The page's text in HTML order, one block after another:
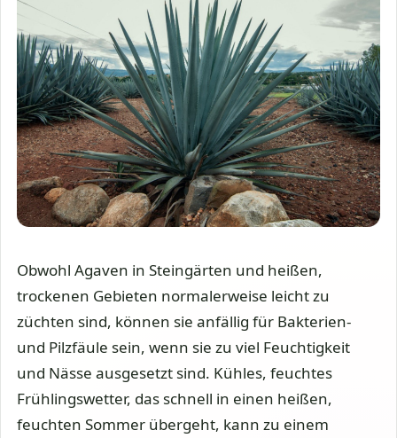
Obwohl Agaven in Steingärten und heißen,
trockenen Gebieten normalerweise leicht zu
züchten sind, können sie anfällig für Bakterien-
und Pilzfäule sein, wenn sie zu viel Feuchtigkeit
und Nässe ausgesetzt sind. Kühles, feuchtes
Frühlingswetter, das schnell in einen heißen,
feuchten Sommer übergeht, kann zu einem